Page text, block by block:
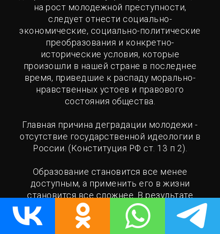
на рост молодежной преступности,
следует отнести социально-
экономические, социально-политические
преобразования и конкретно-
исторические условия, которые
произошли в нашей стране в последнее
время, приведшие к распаду морально-
нравственных устоев и правового
состояния общества.
Главная причина деградации молодежи -
отсутствие государственной идеологии в
России. (Конституция РФ ст. 13 п 2).
Образование становится все менее
доступным, а применить его в жизни
становится все сложнее. В результате
проводимой оптимизации в высшем
образовании, стремительно сокращается
число бюджетных мест.